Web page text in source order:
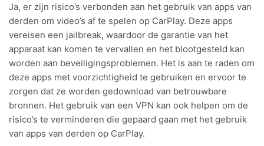
Ja, er zijn risico’s verbonden aan het gebruik van apps van
derden om video’s af te spelen op CarPlay. Deze apps
vereisen een jailbreak, waardoor de garantie van het
apparaat kan komen te vervallen en het blootgesteld kan
worden aan beveiligingsproblemen. Het is aan te raden om
deze apps met voorzichtigheid te gebruiken en ervoor te
zorgen dat ze worden gedownload van betrouwbare
bronnen. Het gebruik van een VPN kan ook helpen om de
risico’s te verminderen die gepaard gaan met het gebruik
van apps van derden op CarPlay.